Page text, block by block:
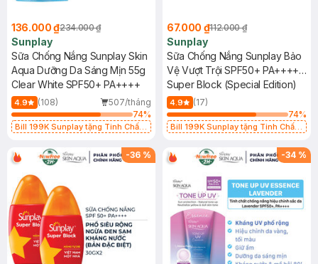
136.000 ₫234.000 ₫
Sunplay
Sữa Chống Nắng Sunplay Skin
Aqua Dưỡng Da Sáng Mịn 55g
Clear White SPF50+ PA++++
4.9 (108)
507/tháng
74%
Bill 199K Sunplay tặng Tinh Chất
hạn)
67.000 ₫112.000 ₫
Sunplay
Sữa Chống Nắng Sunplay Bảo
Vệ Vượt Trội SPF50+ PA++++
30g (Bản Đặc Biệt)
Super Block (Special Edition)
4.9
(17)
74%
Bill 199K Sunplay tặng Tinh Chất
hạn)
-36 % -34 %